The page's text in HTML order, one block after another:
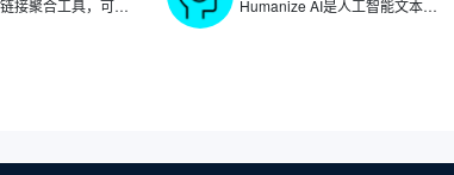
Linktree是链接聚合工具，可以在用户的社交媒体个人资料中提供一个可点击链接列表，让用户将自己的个人资料、文章、产品、项目等链接整合在一个页面上，方便粉丝和客户一键访问。通过使用Linktree，可满足用户在多个社交平台统一管理分享内容的需求，简化了用户在不同社交媒体平台更新链接的复杂过程。 Humanize AI是人工智能文本转换工具，可将人工智能生成的内容转化为自然流畅的人类写作，生成能够绕过各种AI检测工具的文本。Humanize AI通过算法重构文本结构、调整表达方式，有效消除AI生成的机械化痕迹，帮助用户规避内容检测系统的识别，确保文本在可读性和自然度上达到更高的标准。